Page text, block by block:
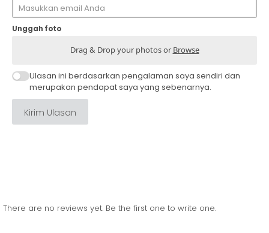
Unggah foto
Drag & Drop your photos or Browse
Ulasan ini berdasarkan pengalaman saya sendiri dan
merupakan pendapat saya yang sebenarnya.
Kirim Ulasan
There are no reviews yet. Be the first one to write one.